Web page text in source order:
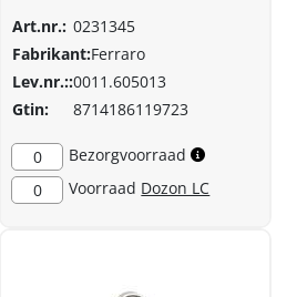
6050
Art.nr.: 0231345
Fabrikant:Ferraro
Lev.nr.::0011.605013
Gtin:
8714186119723
0
Bezorgvoorraad
0
Voorraad Dozon LC